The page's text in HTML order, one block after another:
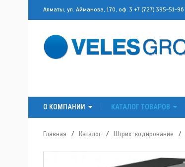
Алматы, ул. Айманова, 170, оф. 3 +7 (727) 395-51-96
О КОМПАНИИ КАТАЛОГ ТОВАРОВ
Главная / Каталог / Штрих-кодирование /